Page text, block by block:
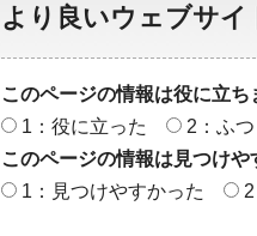
より良いウェブサ
このページの情報は役に立ち
1：役に立った
2：ふつ
このページの情報は見つけや
1：見つけやすかった